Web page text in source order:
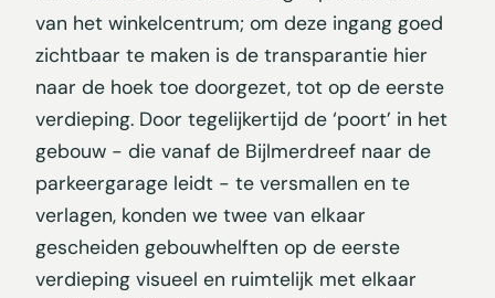
van het winkelcentrum; om deze ingang goed
zichtbaar te maken is de transparantie hier
naar de hoek toe doorgezet, tot op de eerste
verdieping. Door tegelijkertijd de ‘poort’ in het
gebouw - die vanaf de Bijlmerdreef naar de
parkeergarage leidt - te versmallen en te
verlagen, konden we twee van elkaar
gescheiden gebouwhelften op de eerste
verdieping visueel en ruimtelijk met elkaar